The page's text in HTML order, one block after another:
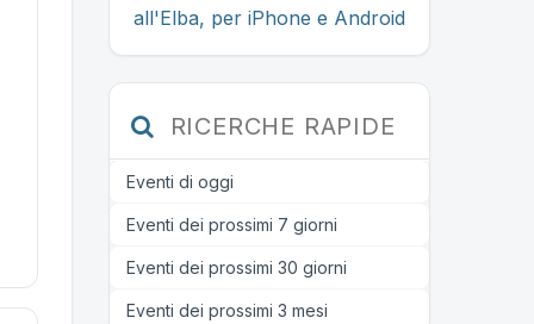
all'Elba, per iPhone e Android
RICERCHE RAPIDE
Eventi di oggi
Eventi dei prossimi 7 giorni
Eventi dei prossimi 30 giorni
Eventi dei prossimi 3 mesi